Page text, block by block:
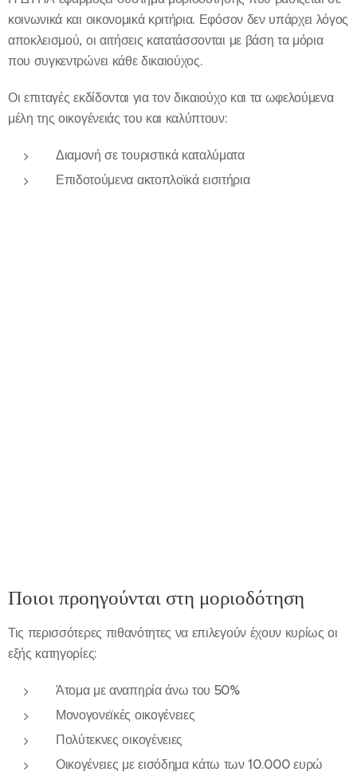
κοινωνικά και οικονομικά κριτήρια. Εφόσον δεν υπάρχει λόγος
αποκλεισμού, οι αιτήσεις κατατάσσονται με βάση τα μόρια
που συγκεντρώνει κάθε δικαιούχος.
Οι επιταγές εκδίδονται για τον δικαιούχο και τα ωφελούμενα
μέλη της οικογένειάς του και καλύπτουν:
Διαμονή σε τουριστικά καταλύματα
Επιδοτούμενα ακτοπλοϊκά εισιτήρια
Ποιοι προηγούνται στη μοριοδότηση
Τις περισσότερες πιθανότητες να επιλεγούν έχουν κυρίως οι
εξής κατηγορίες:
Άτομα με αναπηρία άνω του 50%
Μονογονεϊκές οικογένειες
Πολύτεκνες οικογένειες
Οικογένειες με εισόδημα κάτω των 10.000 ευρώ